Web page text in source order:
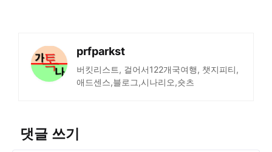
prfparkst
버킷리스트, 걸어서122개국여행, 챗지피티,
애드센스,블로그,시나리오,숏츠
댓글 쓰기